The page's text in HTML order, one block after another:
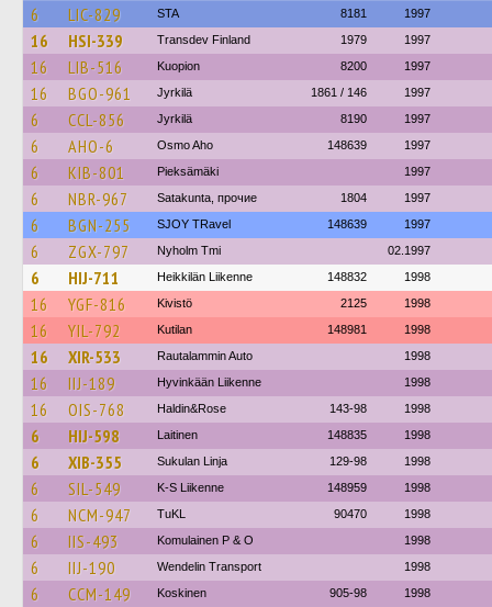
6 LIC-829 STA 8181 1997
16 HSI-339 Transdev Finland 1979 1997
16 LIB-516 Kuopion 8200 1997
16 BGO-961 Jyrkilä 1861 / 146 1997
6 CCL-856 Jyrkilä 8190 1997
6 AHO-6 Osmo Aho 148639 1997
6 KIB-801 Pieksämäki 1997
6 NBR-967 Satakunta, прочие 1804 1997
6 BGN-255 SJOY TRavel 148639 1997
6 ZGX-797 Nyholm Tmi 02.1997
6 HIJ-711 Heikkilän Liikenne 148832 1998
16 YGF-816 Kivistö 2125 1998
16 YIL-792 Kutilan 148981 1998
16 XIR-533 Rautalammin Auto 1998
16 IIJ-189 Hyvinkään Liikenne 1998
16 OIS-768 Haldin&Rose 143-98 1998
6 HIJ-598 Laitinen 148835 1998
6 XIB-355 Sukulan Linja 129-98 1998
6 SIL-549 K-S Liikenne 148959 1998
6 NCM-947 TuKL 90470 1998
6 IIS-493 Komulainen P & O 1998
6 IIJ-190 Wendelin Transport 1998
6 CCM-149 Koskinen 905-98 1998